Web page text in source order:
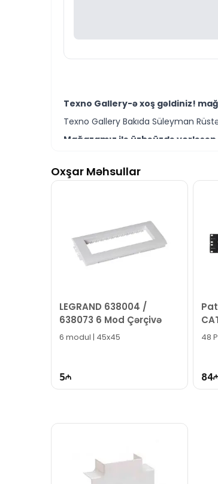
Texno Gallery-ə xoş gəldiniz!
Texno Gallery Bakıda Süleyman
Mağazamız ilə üzbəüzdə
Linkbasic 48-port CAT6 UTP
Seçim etməkdə məsləhətə
Linkbasic 48-port CAT6 UTP
hazırıq.
Oxşar Məhsullar
LEGRAND 638004 /
638073 6 Mod Çərçivə
6 modul | 45x45
5
48
48
84